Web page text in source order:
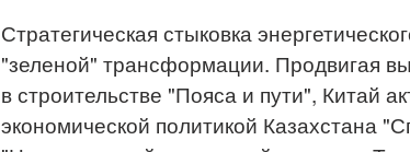
Стратегическая стыковка
"зеленой" трансформации. Продвигая
в строительстве "Пояса и пути", Китай
экономической политикой Казахстана